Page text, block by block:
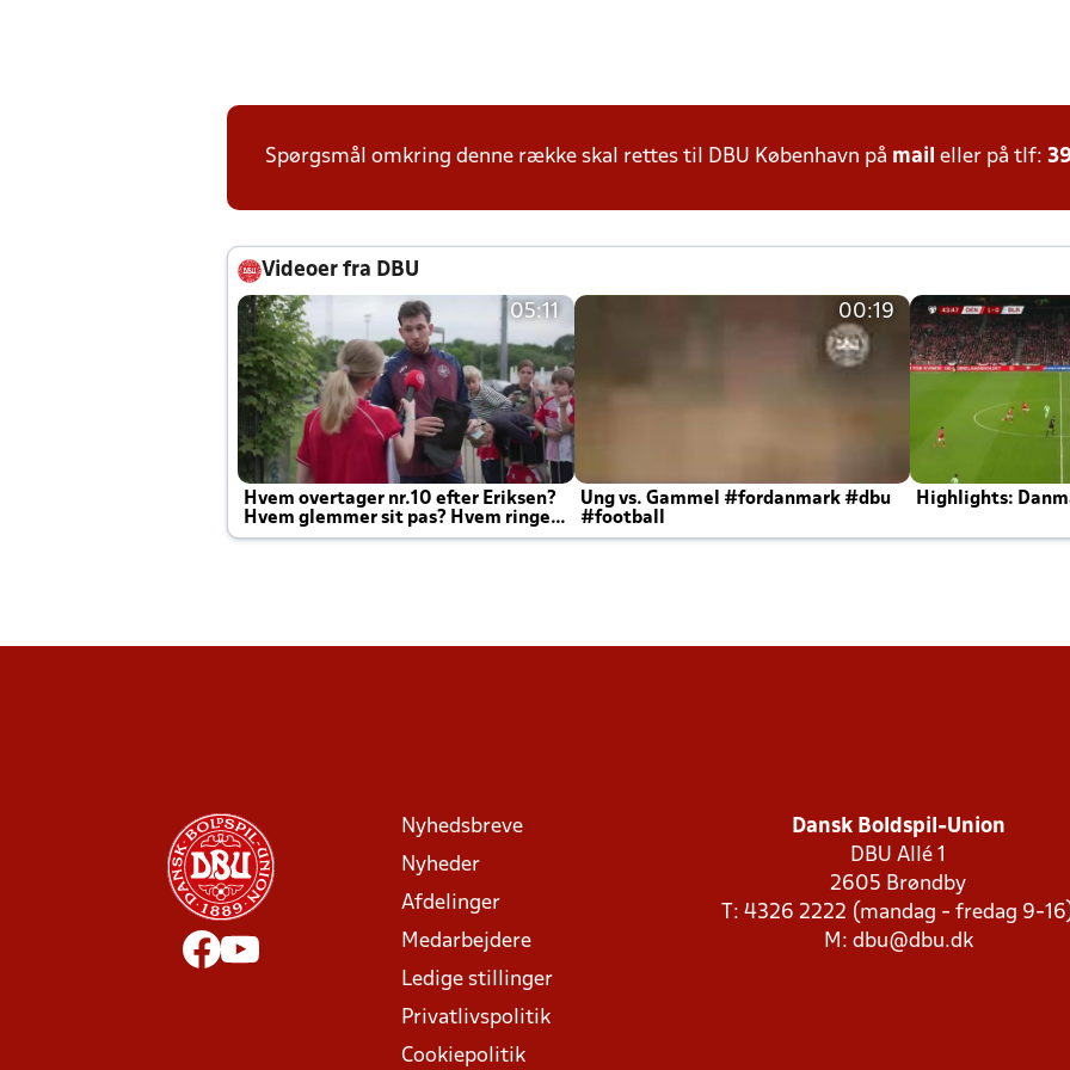
Spørgsmål omkring denne række skal rettes til DBU København på mail eller på tlf:
Videoer fra DBU
05:11
Hvem overtager nr.10 efter Eriksen?
Hvem glemmer sit pas? Hvem ringer
Joachim altid til efter kampe?
00:19
Ung vs. Gammel #fordanmark #dbu
#football
Highlights:
Nyhedsbreve
Nyheder
Afdelinger
Medarbejdere
Ledige stillinger
Privatlivspolitik
Cookiepolitik
Dansk Boldspil-Union
DBU Allé 1
2605 Brøndby
T: 4326 2222 (mandag - fredag 9-
M: dbu@dbu.dk